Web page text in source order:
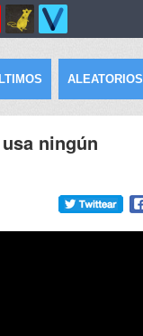
ALEATORIOS
ningún